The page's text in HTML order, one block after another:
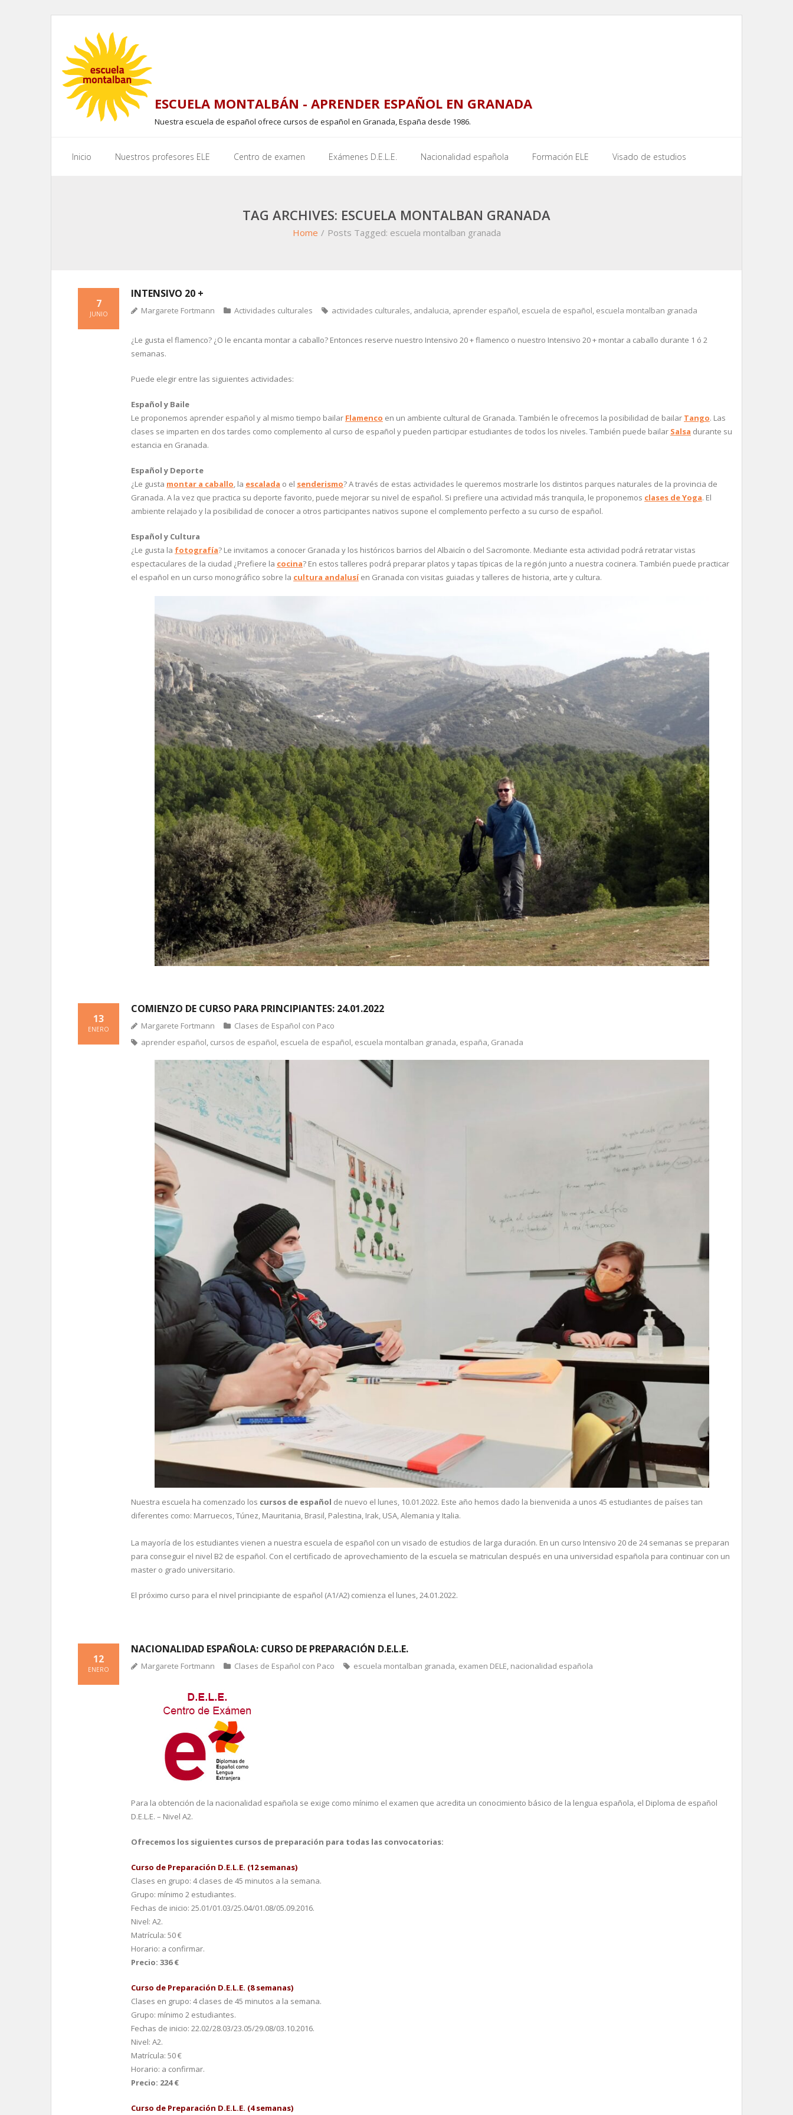
content
ESCUELA MONTALBÁN - APRENDER ESPAÑOL EN GRANADA
Nuestra escuela de español ofrece cursos de español en Granada, España desde 1986.
Inicio Nuestros profesores ELE Centro de examen Exámenes D.E.L.E. Nacionalidad española Formación ELE Visado de estudios
TAG ARCHIVES: ESCUELA MONTALBAN GRANADA
Home / Posts Tagged: escuela montalban granada
INTENSIVO 20 +
7
JUNIO Margarete Fortmann Actividades culturales actividades culturales, andalucia, aprender español, escuela de español, escuela montalban granada
¿Le gusta el flamenco? ¿O le encanta montar a caballo? Entonces reserve nuestro Intensivo 20 + flamenco o nuestro Intensivo 20 + montar a caballo durante 1 ó 2
semanas.
Puede elegir entre las siguientes actividades:
Español y Baile
Le proponemos aprender español y al mismo tiempo bailar Flamenco en un ambiente cultural de Granada. También le ofrecemos la posibilidad de bailar Tango. Las
clases se imparten en dos tardes como complemento al curso de español y pueden participar estudiantes de todos los niveles. También puede bailar Salsa durante su
estancia en Granada.
Español y Deporte
¿Le gusta montar a caballo, la escalada o el senderismo? A través de estas actividades le queremos mostrarle los distintos parques naturales de la provincia de
Granada. A la vez que practica su deporte favorito, puede mejorar su nivel de español. Si prefiere una actividad más tranquila, le proponemos clases de Yoga. El
ambiente relajado y la posibilidad de conocer a otros participantes nativos supone el complemento perfecto a su curso de español.
Español y Cultura
¿Le gusta la fotografía? Le invitamos a conocer Granada y los históricos barrios del Albaicín o del Sacromonte. Mediante esta actividad podrá retratar vistas
espectaculares de la ciudad ¿Prefiere la cocina? En estos talleres podrá preparar platos y tapas típicas de la región junto a nuestra cocinera. También puede practicar
el español en un curso monográfico sobre la cultura andalusíen Granada con visitas guiadas y talleres de historia, arte y cultura.
COMIENZO DE CURSO PARA PRINCIPIANTES: 24.01.2022
13
ENERO Margarete Fortmann
Clases de Español con Paco
aprender español, cursos de español, escuela de español, escuela montalban granada, españa, Granada
Nuestra escuela ha comenzado los cursos de español de nuevo el lunes, 10.01.2022. Este año hemos dado la bienvenida a unos 45 estudiantes de países tan
diferentes como: Marruecos, Túnez, Mauritania, Brasil, Palestina, Irak, USA, Alemania y Italia.
La mayoría de los estudiantes vienen a nuestra escuela de español con un visado de estudios de larga duración. En un curso Intensivo 20 de 24 semanas se preparan
para conseguir el nivel B2 de español. Con el certificado de aprovechamiento de la escuela se matriculan después en una universidad española para continuar con un
master o grado universitario.
El próximo curso para el nivel principiante de español (A1/A2) comienza el lunes, 24.01.2022.
NACIONALIDAD ESPAÑOLA: CURSO DE PREPARACIÓN D.E.L.E.
12
ENERO Margarete Fortmann Clases de Español con Paco escuela montalban granada, examen DELE, nacionalidad española
Para la obtención de la nacionalidad española se exige como mínimo el examen que acredita un conocimiento básico de la lengua española, el Diploma de español
D.E.L.E. – Nivel A2.
Ofrecemos los siguientes cursos de preparación para todas las convocatorias:
Curso de Preparación D.E.L.E. (12 semanas)
Clases en grupo: 4 clases de 45 minutos a la semana.
Grupo: mínimo 2 estudiantes.
Fechas de inicio: 25.01/01.03/25.04/01.08/05.09.2016.
Nivel: A2.
Matrícula: 50 €
Horario: a confirmar.
Precio: 336 €
Curso de Preparación D.E.L.E. (8 semanas)
Clases en grupo: 4 clases de 45 minutos a la semana.
Grupo: mínimo 2 estudiantes.
Fechas de inicio: 22.02/28.03/23.05/29.08/03.10.2016.
Nivel: A2.
Matrícula: 50 €
Horario: a confirmar.
Precio: 224 €
Curso de Preparación D.E.L.E. (4 semanas)